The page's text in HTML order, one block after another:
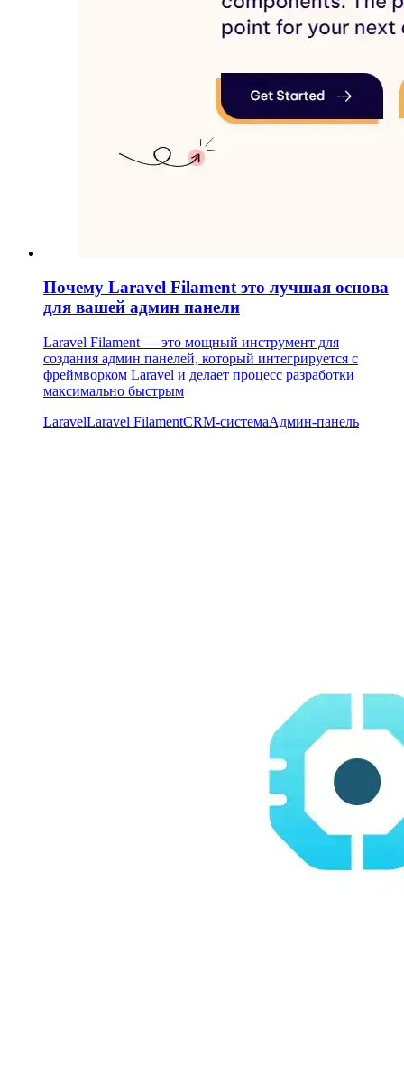
Почему Laravel Filament это лучшая основа
для вашей админ панели
Laravel Filament — это мощный инструмент для
создания админ панелей, который интегрируется с
фреймворком Laravel и делает процесс разработки
максимально быстрым
LaravelLaravel FilamentCRM-системаАдмин-панель